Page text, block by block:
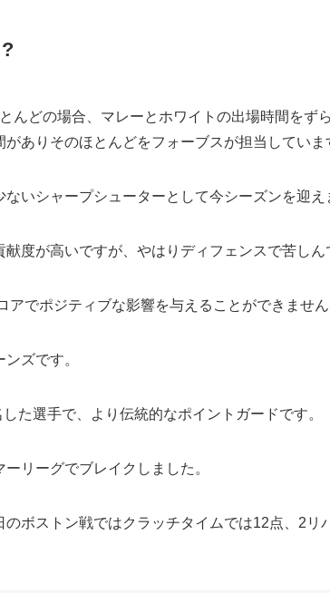
んどの場合、マレーとホワイトの出場時間をず
ありそのほとんどをフォーブスが担当していま
いシャープシューターとして今シーズンを迎え
度が高いですが、やはりディフェンスで苦しん
でポジティブな影響を与えることができません
ズです。
た選手で、より伝統的なポイントガードです。
リーグでブレイクしました。
ボストン戦ではクラッチタイムでは12点、2リ